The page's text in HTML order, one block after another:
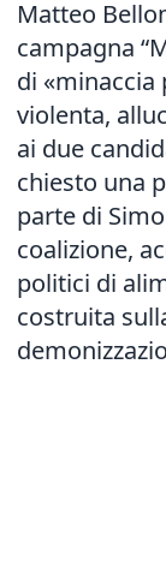
Matteo
campagna
di «minaccia
violenta,
ai due
chiesto una
parte di
coalizione,
politici di
costruita